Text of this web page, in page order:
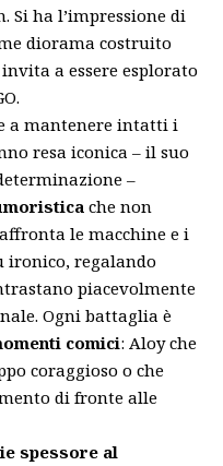
Si ha l’impressione di
diorama costruito
a essere esplorato
a mantenere intatti i
resa iconica – il suo
–
che non
le macchine e i
ironico, regalando
piacevolmente
Ogni battaglia è
comici: Aloy che
coraggioso o che
di fronte alle
spessore al